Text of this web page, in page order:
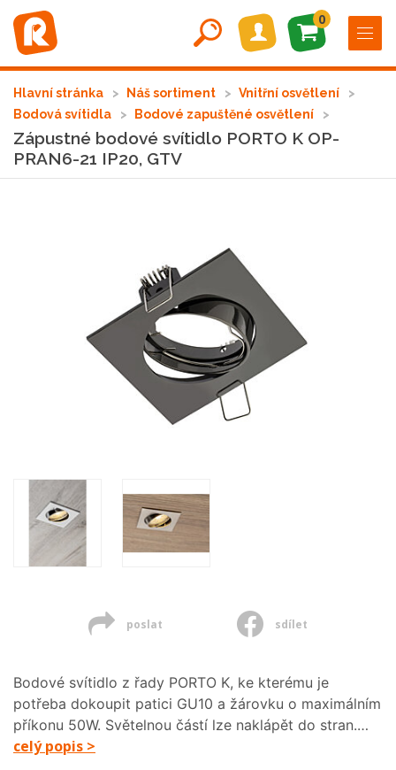
0
Hlavní stránka Náš sortiment
Vnitřní osvětlení
Bodová svítidla
Bodové zapuštěné osvětlení
Zápustné bodové svítidlo PORTO K OP-
PRAN6-21 IP20, GTV
poslat sdílet
Bodové svítidlo z řady PORTO K, ke kterému je
potřeba dokoupit patici GU10 a žárovku o maximálním
příkonu 50W. Světelnou částí lze naklápět do stran.…
celý popis >